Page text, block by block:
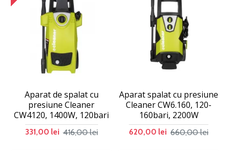
Aparat de spalat cu
presiune Cleaner
CW4120, 1400W, 120bari
331,00 lei 416,00 lei
Aparat spalat cu presiune
Cleaner CW6.160, 120-
160bari, 2200W
620,00 lei 660,00 lei